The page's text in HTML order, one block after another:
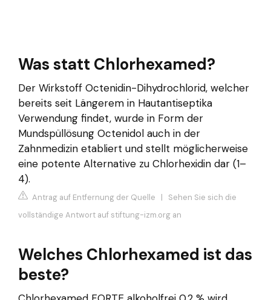
Was statt Chlorhexamed?
Der Wirkstoff Octenidin-Dihydrochlorid, welcher
bereits seit Längerem in Hautantiseptika
Verwendung findet, wurde in Form der
Mundspüllösung Octenidol auch in der
Zahnmedizin etabliert und stellt möglicherweise
eine potente Alternative zu Chlorhexidin dar (1–
4).
Antrag auf Entfernung der Quelle | Sehen Sie sich die
vollständige Antwort auf stiftung-izm.org an
Welches Chlorhexamed ist das
beste?